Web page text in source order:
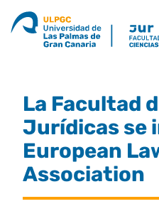
Saltar
La Facultad
Jurídicas se
European
Association